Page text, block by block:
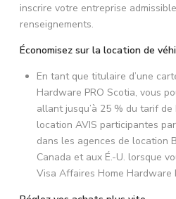
inscrire votre entreprise
renseignements.
Économisez sur la location de
En tant que titulaire d’une
Hardware PRO Scotia, vous
allant jusqu’à 25 % du tarif
location AVIS participantes
dans les agences de location
Canada et aux É.-U. lorsque
Visa Affaires Home Hardware